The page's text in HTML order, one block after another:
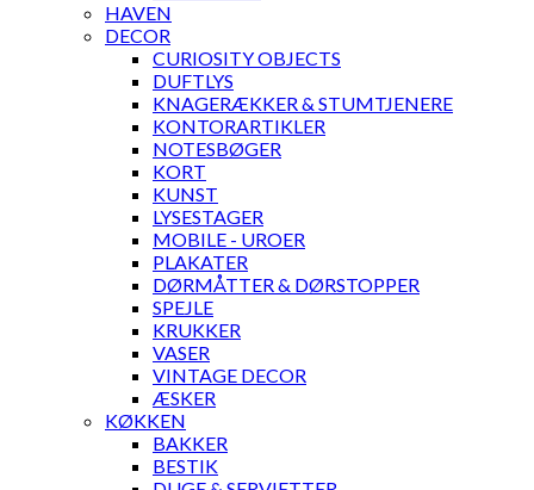
HAVEN
DECOR
CURIOSITY OBJECTS
DUFTLYS
KNAGERÆKKER & STUMTJENERE
KONTORARTIKLER
NOTESBØGER
KORT
KUNST
LYSESTAGER
MOBILE - UROER
PLAKATER
DØRMÅTTER & DØRSTOPPER
SPEJLE
KRUKKER
VASER
VINTAGE DECOR
ÆSKER
KØKKEN
BAKKER
BESTIK